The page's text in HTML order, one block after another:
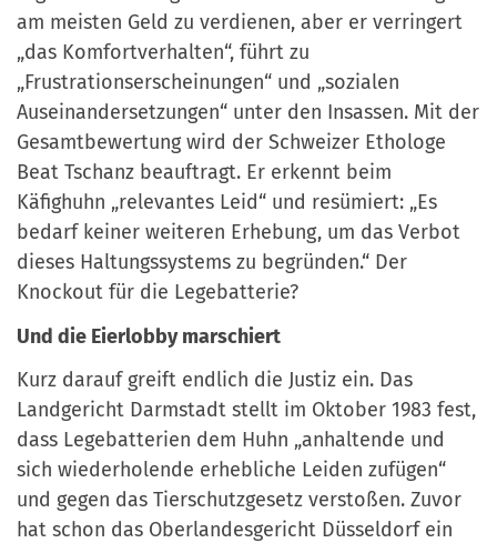
am meisten Geld zu verdienen, aber er verringert
„das Komfortverhalten“, führt zu
„Frustrationserscheinungen“ und „sozialen
Auseinandersetzungen“ unter den Insassen. Mit der
Gesamtbewertung wird der Schweizer Ethologe
Beat Tschanz beauftragt. Er erkennt beim
Käfighuhn „relevantes Leid“ und resümiert: „Es
bedarf keiner weiteren Erhebung, um das Verbot
dieses Haltungssystems zu begründen.“ Der
Knockout für die Legebatterie?
Und die Eierlobby marschiert
Kurz darauf greift endlich die Justiz ein. Das
Landgericht Darmstadt stellt im Oktober 1983 fest,
dass Legebatterien dem Huhn „anhaltende und
sich wiederholende erhebliche Leiden zufügen“
und gegen das Tierschutzgesetz verstoßen. Zuvor
hat schon das Oberlandesgericht Düsseldorf ein